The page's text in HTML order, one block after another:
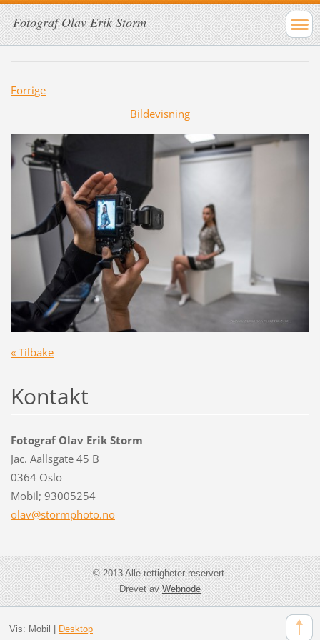
Fotograf Olav Erik Storm
Forrige
Bildevisning
« Tilbake
Kontakt
Fotograf Olav Erik Storm
Jac. Aallsgate 45 B
0364 Oslo
Mobil; 93005254
olav@stormphoto.no
© 2013 Alle rettigheter reservert.
Drevet avWebnode
Vis: Mobil | Desktop